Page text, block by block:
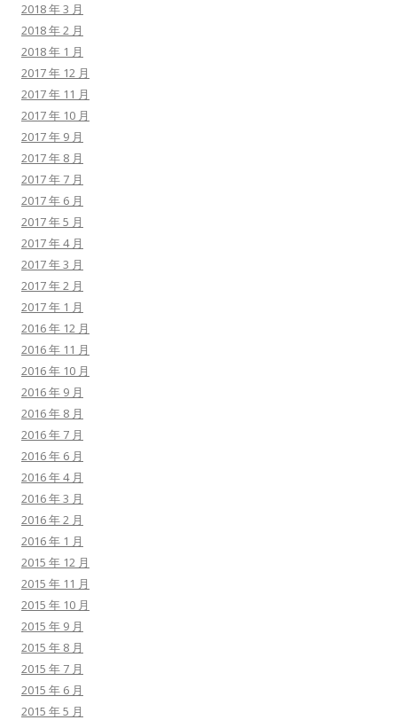
2018 年 3 月
2018 年 2 月
2018 年 1 月
2017 年 12 月
2017 年 11 月
2017 年 10 月
2017 年 9 月
2017 年 8 月
2017 年 7 月
2017 年 6 月
2017 年 5 月
2017 年 4 月
2017 年 3 月
2017 年 2 月
2017 年 1 月
2016 年 12 月
2016 年 11 月
2016 年 10 月
2016 年 9 月
2016 年 8 月
2016 年 7 月
2016 年 6 月
2016 年 4 月
2016 年 3 月
2016 年 2 月
2016 年 1 月
2015 年 12 月
2015 年 11 月
2015 年 10 月
2015 年 9 月
2015 年 8 月
2015 年 7 月
2015 年 6 月
2015 年 5 月